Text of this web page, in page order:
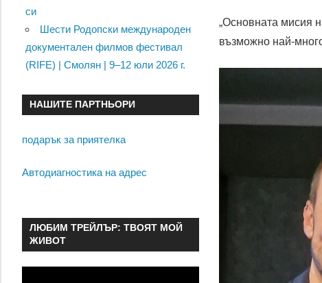
„Основната мисия
възможно най-
си
Шести Родопски международен
документален филмов фестивал
(RIFE) | Смолян | 9–12 юли 2026 г.
НАШИТЕ ПАРТНЬОРИ
подарък за приятелка
Автодиагностика на адрес
ЛЮБИМ ТРЕЙЛЪР: ТВОЯТ МОЙ
ЖИВОТ